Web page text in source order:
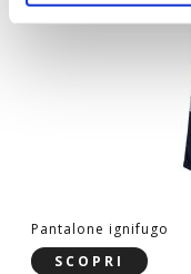
Pantalone ignifugo
SCOPRI